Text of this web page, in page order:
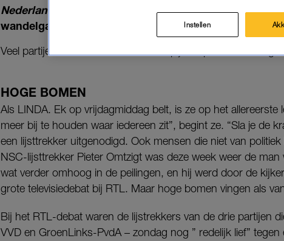
Nederland
, met LINDA. de politieke week door. Van
wandelgangen van Den Haag.
Veel partijen richtten deze week hun pijlen op Pieter Omtzigt.
HOGE BOMEN
Als LINDA. Ek op vrijdagmiddag belt, is ze op het
meer bij te houden waar iedereen zit”, begint ze. “Sla je de
een lijsttrekker uitgenodigd. Ook mensen die niet van
NSC-lijsttrekker Pieter Omtzigt was deze week weer de
wat verder omhoog in de peilingen, en hij werd door de
grote televisiedebat bij RTL. Maar hoge bomen vingen als
Bij het RTL-debat waren de lijstrekkers van de drie partijen
VVD en GroenLinks-PvdA – zondag nog ” redelijk lief”
Instellen